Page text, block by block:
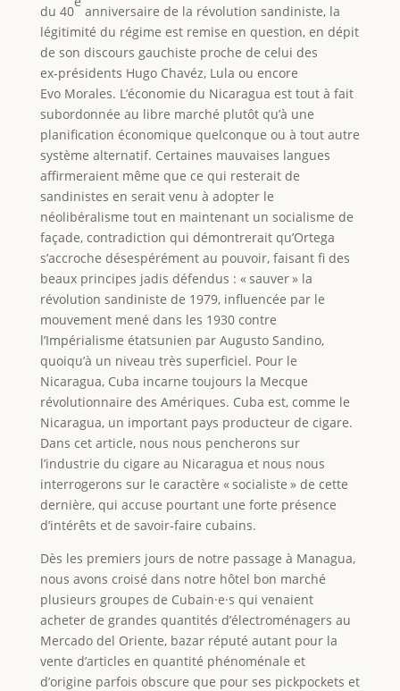
du 40
anniversaire de la révolution sandiniste, la
légitimité du régime est remise en question, en dépit
de son discours gauchiste proche de celui des
ex‑présidents Hugo Chavéz, Lula ou encore
Evo Morales. L’économie du Nicaragua est tout à fait
subordonnée au libre marché plutôt qu’à une
planification économique quelconque ou à tout autre
système alternatif. Certaines mauvaises langues
affirmeraient même que ce qui resterait de
sandinistes en serait venu à adopter le
néolibéralisme tout en maintenant un socialisme de
façade, contradiction qui démontrerait qu’Ortega
s’accroche désespérément au pouvoir, faisant fi des
beaux principes jadis défendus : « sauver » la
révolution sandiniste de 1979, influencée par le
mouvement mené dans les 1930 contre
l’Impérialisme étatsunien par Augusto Sandino,
quoiqu’à un niveau très superficiel. Pour le
Nicaragua, Cuba incarne toujours la Mecque
révolutionnaire des Amériques. Cuba est, comme le
Nicaragua, un important pays producteur de cigare.
Dans cet article, nous nous pencherons sur
l’industrie du cigare au Nicaragua et nous nous
interrogerons sur le caractère « socialiste » de cette
dernière, qui accuse pourtant une forte présence
d’intérêts et de savoir‑faire cubains.
Dès les premiers jours de notre passage à Managua,
nous avons croisé dans notre hôtel bon marché
plusieurs groupes de Cubain·e·s qui venaient
acheter de grandes quantités d’électroménagers au
Mercado del Oriente, bazar réputé autant pour la
vente d’articles en quantité phénoménale et
d’origine parfois obscure que pour ses pickpockets et